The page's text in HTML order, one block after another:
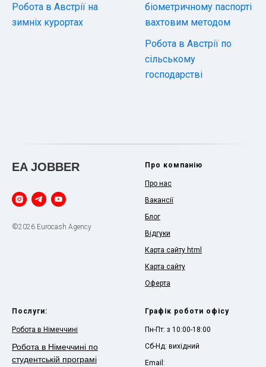
Робота в Австрії на
зимніх курортах
біометричному паспорті
вахтовим методом
Робота в Австрії по
сільському
господарстві
EA JOBBER
©2026 Eurocash Agency
Про компанію
Про нас
Вакансії
Блог
Відгуки
Карта сайту html
Карта сайту
Оферта
Послуги:
Робота в Німеччині
Робота в Німеччині по
студентській програмі
Графік роботи офісу
Пн-Пт: з 10:00-18:00
Сб-Нд: вихідний
Email: